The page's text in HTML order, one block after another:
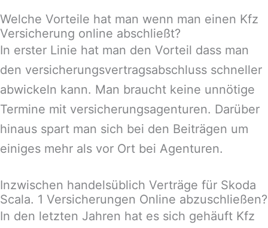
Welche Vorteile hat man wenn man einen Kfz
Versicherung online abschließt?
In erster Linie hat man den Vorteil dass man
den versicherungsvertragsabschluss schneller
abwickeln kann. Man braucht keine unnötige
Termine mit versicherungsagenturen. Darüber
hinaus spart man sich bei den Beiträgen um
einiges mehr als vor Ort bei Agenturen.
Inzwischen handelsüblich Verträge für Skoda
Scala. 1 Versicherungen Online abzuschließen?
In den letzten Jahren hat es sich gehäuft Kfz